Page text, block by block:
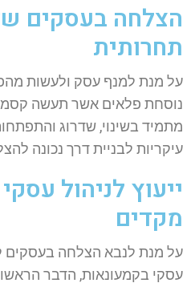
הצלחה בעסקים
תחרותית
על מנת למנף עסק ולעשות
נוסחת פלאים אשר תעשה
מתמיד בשינוי, שדרוג
עיקריות לבניית דרך נכונה
ייעוץ לניהול
מקדים
על מנת לנבא הצלחה בעסקים
עסקי בקמעונאות, הדבר